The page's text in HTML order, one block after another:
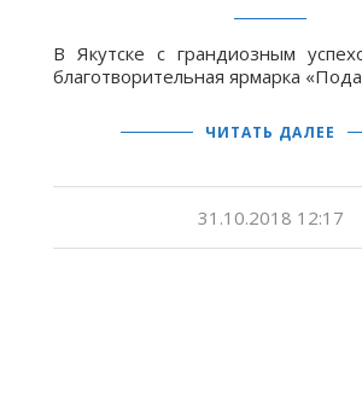
В Якутске с грандиозным
благотворительная ярмарка
ЧИТАТЬ ДАЛЕЕ
31.10.2018 12:17